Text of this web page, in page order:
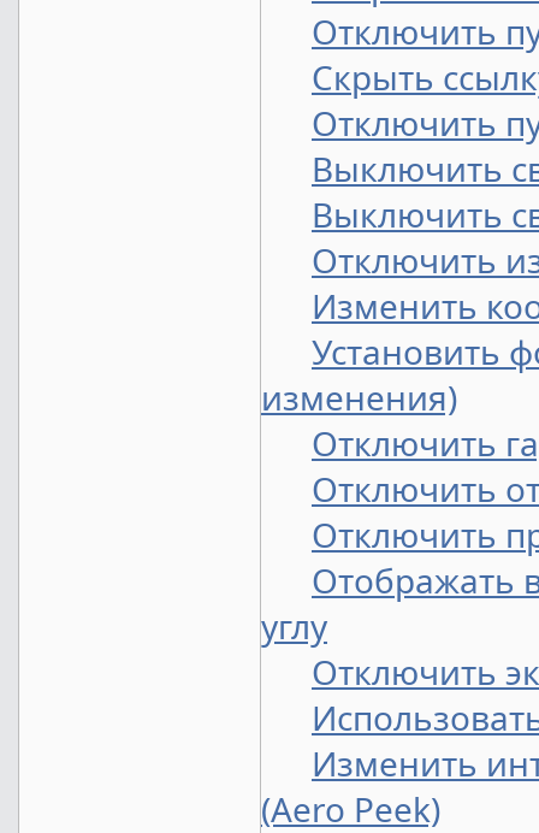
Отключить
Скрыть
Отключить
Выключить
Выключить
Отключить
Изменить
Установить
изменения)
Отключить
Отключить
Отключить
Отображать
углу
Отключить
Изменить
(Aero Peek)